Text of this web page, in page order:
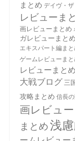
まとめ デイヴ・
レビューま
画レビューまとめ
ガレビューまとめ
エキスパート編まと
ゲームレビューまと
レビューまとめ
大戦ブログ 三
攻略まとめ 信長
画レビュ
まとめ浅